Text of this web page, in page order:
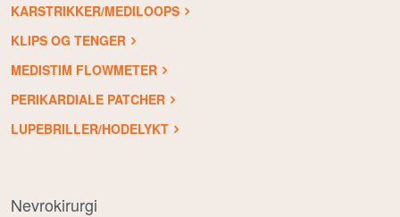
KARSTRIKKER/MEDILOOPS
KLIPS OG TENGER
MEDISTIM FLOWMETER
PERIKARDIALE PATCHER
LUPEBRILLER/HODELYKT
Nevrokirurgi